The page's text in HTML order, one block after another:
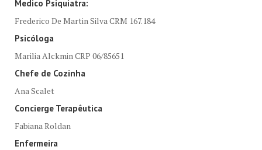
Medico Psiquiatra:
Frederico De Martin Silva CRM 167.184
Psicóloga
Marilia Alckmin CRP 06/85651
Chefe de Cozinha
Ana Scalet
Concierge Terapêutica
Fabiana Roldan
Enfermeira